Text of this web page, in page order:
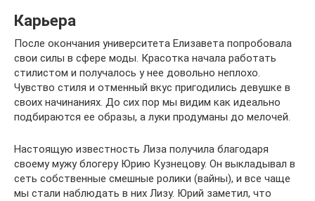
Карьера
После окончания университета Елизавета попробовала
свои силы в сфере моды. Красотка начала работать
стилистом и получалось у нее довольно неплохо.
Чувство стиля и отменный вкус пригодились девушке в
своих начинаниях. До сих пор мы видим как идеально
подбираются ее образы, а луки продуманы до мелочей.
Настоящую известность Лиза получила благодаря
своему мужу блогеру Юрию Кузнецову. Он выкладывал в
сеть собственные смешные ролики (вайны), и все чаще
мы стали наблюдать в них Лизу. Юрий заметил, что